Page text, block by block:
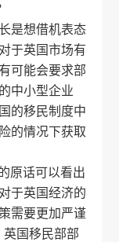
是想借机表态
于英国市场有
可能会要求部
中小型企业
的移民制度中
的情况下获取
原话可以看出
于英国经济的
需要更加严谨
国移民部部